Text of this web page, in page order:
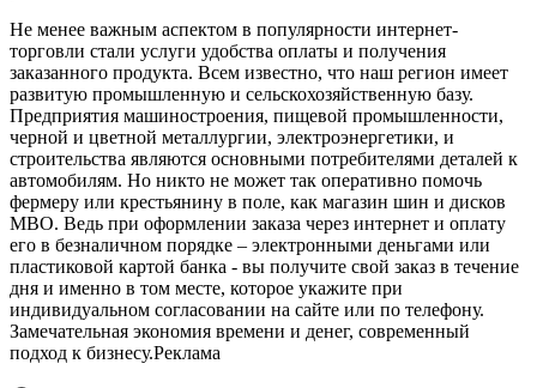
Не менее важным аспектом в популярности интернет-
торговли стали услуги удобства оплаты и получения
заказанного продукта. Всем известно, что наш регион имеет
развитую промышленную и сельскохозяйственную базу.
Предприятия машиностроения, пищевой промышленности,
черной и цветной металлургии, электроэнергетики, и
строительства являются основными потребителями деталей к
автомобилям. Но никто не может так оперативно помочь
фермеру или крестьянину в поле, как магазин шин и дисков
МВО. Ведь при оформлении заказа через интернет и оплату
его в безналичном порядке – электронными деньгами или
пластиковой картой банка - вы получите свой заказ в течение
дня и именно в том месте, которое укажите при
индивидуальном согласовании на сайте или по телефону.
Замечательная экономия времени и денег, современный
подход к бизнесу.Реклама